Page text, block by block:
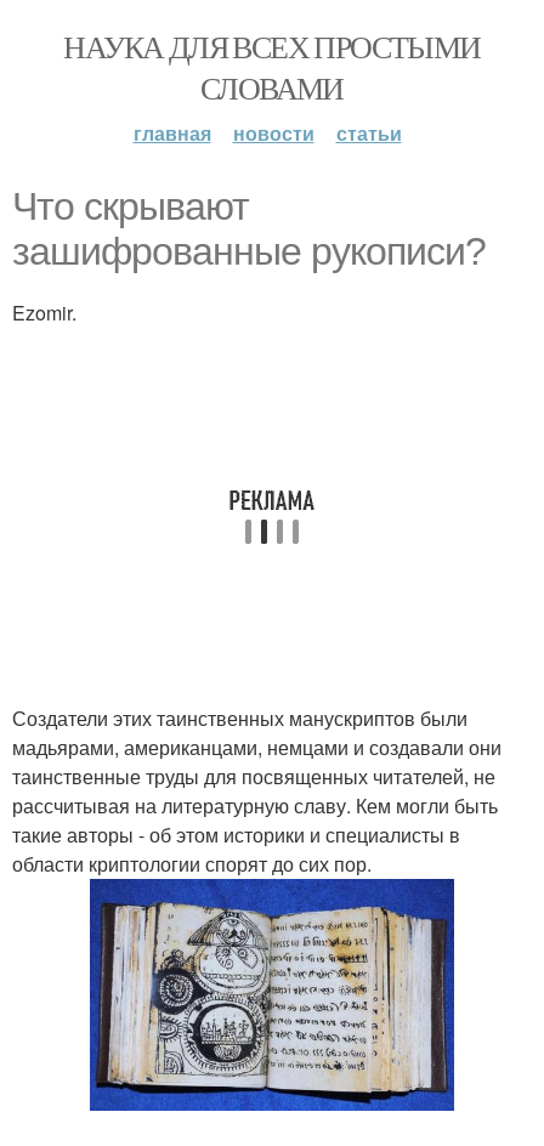
НАУКА ДЛЯ ВСЕХ ПРОСТЫМИ
СЛОВАМИ
главная новости статьи
Что скрывают
зашифрованные рукописи?
Ezomir.
Создатели этих таинственных манускриптов были
мадьярами, американцами, немцами и создавали они
таинственные труды для посвященных читателей, не
рассчитывая на литературную славу. Кем могли быть
такие авторы - об этом историки и специалисты в
области криптологии спорят до сих пор.